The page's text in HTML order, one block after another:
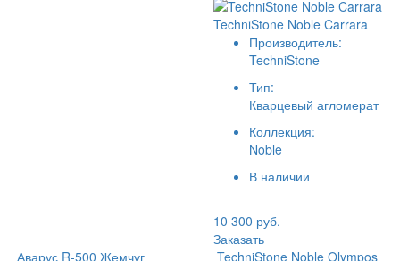
TechniStone Noble Carrara
Производитель:
TechniStone
Тип:
Кварцевый агломерат
Коллекция:
Noble
В наличии
10 300 руб.
Заказать
Аварус R-500 Жемчуг
TechniStone Noble Olympos